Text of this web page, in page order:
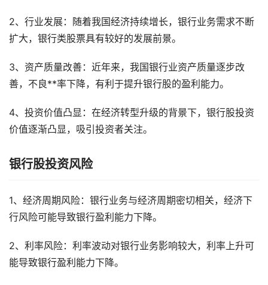
2、行业发展：随着我国经济持续增长，银行业务需求不断
扩大，银行类股票具有较好的发展前景。
3、资产质量改善：近年来，我国银行业资产质量逐步改
善，不良**率下降，有利于提升银行股的盈利能力。
4、投资价值凸显：在经济转型升级的背景下，银行股投资
价值逐渐凸显，吸引投资者关注。
银行股投资风险
1、经济周期风险：银行业务与经济周期密切相关，经济下
行风险可能导致银行盈利能力下降。
2、利率风险：利率波动对银行业务影响较大，利率上升可
能导致银行盈利能力下降。